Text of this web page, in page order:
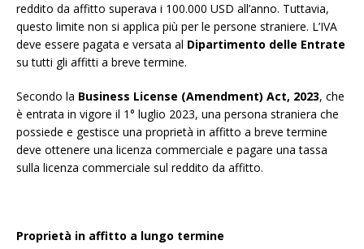
reddito da affitto superava i 100.000 USD all’anno. Tuttavia,
questo limite non si applica più per le persone straniere. L’IVA
deve essere pagata e versata al Dipartimento delle Entrate
su tutti gli affitti a breve termine.
Secondo la Business License (Amendment) Act, 2023, che
è entrata in vigore il 1° luglio 2023, una persona straniera che
possiede e gestisce una proprietà in affitto a breve termine
deve ottenere una licenza commerciale e pagare una tassa
sulla licenza commerciale sul reddito da affitto.
Proprietà in affitto a lungo termine